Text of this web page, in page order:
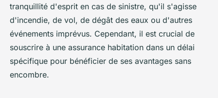
tranquillité d'esprit en cas de sinistre, qu'il s'agisse
d'incendie, de vol, de dégât des eaux ou d'autres
événements imprévus. Cependant, il est crucial de
souscrire à une assurance habitation dans un délai
spécifique pour bénéficier de ses avantages sans
encombre.